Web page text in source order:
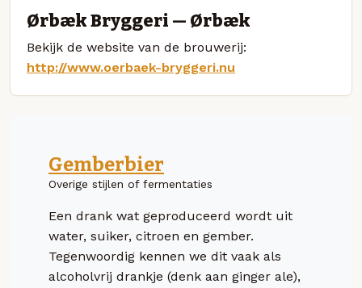
Ørbæk Bryggeri — Ørbæk
Bekijk de website van de brouwerij:
http://www.oerbaek-bryggeri.nu
Gemberbier
Overige stijlen of fermentaties
Een drank wat geproduceerd wordt uit
water, suiker, citroen en gember.
Tegenwoordig kennen we dit vaak als
alcoholvrij drankje (denk aan ginger ale),